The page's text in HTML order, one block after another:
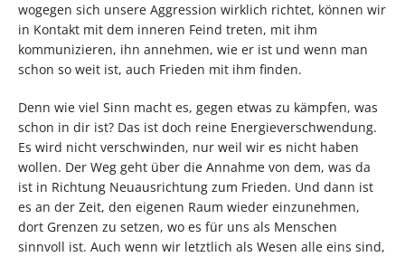
wogegen sich unsere Aggression wirklich richtet, können wir
in Kontakt mit dem inneren Feind treten, mit ihm
kommunizieren, ihn annehmen, wie er ist und wenn man
schon so weit ist, auch Frieden mit ihm finden.
Denn wie viel Sinn macht es, gegen etwas zu kämpfen, was
schon in dir ist? Das ist doch reine Energieverschwendung.
Es wird nicht verschwinden, nur weil wir es nicht haben
wollen. Der Weg geht über die Annahme von dem, was da
ist in Richtung Neuausrichtung zum Frieden. Und dann ist
es an der Zeit, den eigenen Raum wieder einzunehmen,
dort Grenzen zu setzen, wo es für uns als Menschen
sinnvoll ist. Auch wenn wir letztlich als Wesen alle eins sind,